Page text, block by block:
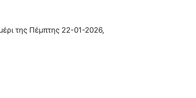
της Πέμπτης 22-01-2026,